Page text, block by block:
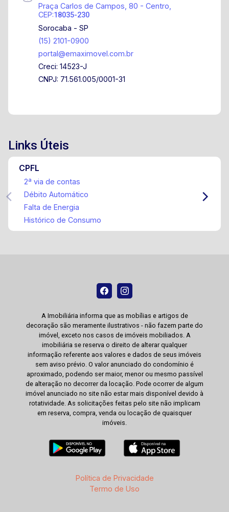
Praça Carlos de Campos, 80 - Centro,
CEP:18035-230
Sorocaba - SP
(15) 2101-0900
portal@emaximovel.com.br
Creci: 14523-J
CNPJ: 71.561.005/0001-31
Links Úteis
CPFL
2ª via de contas
Débito Automático
Falta de Energia
Histórico de Consumo
A Imobiliária informa que as mobílias e artigos de
decoração são meramente ilustrativos - não fazem parte do
imóvel, exceto nos casos de imóveis mobiliados. A
imobiliária se reserva o direito de alterar qualquer
informação referente aos valores e dados de seus imóveis
sem aviso prévio. O valor anunciado do condomínio é
aproximado, podendo ser maior, menor ou mesmo passível
de alteração no decorrer da locação. Pode ocorrer de algum
imóvel anunciado no site não estar mais disponível devido à
rotatividade. As solicitações feitas pelo site não implicam
em reserva, compra, venda ou locação de quaisquer
imóveis.
Política de Privacidade
Termo de Uso